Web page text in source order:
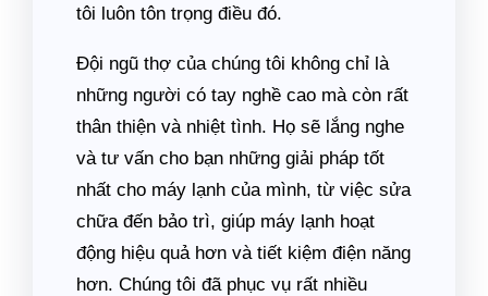
tôi luôn tôn trọng điều đó.
Đội ngũ thợ của chúng tôi không chỉ là
những người có tay nghề cao mà còn rất
thân thiện và nhiệt tình. Họ sẽ lắng nghe
và tư vấn cho bạn những giải pháp tốt
nhất cho máy lạnh của mình, từ việc sửa
chữa đến bảo trì, giúp máy lạnh hoạt
động hiệu quả hơn và tiết kiệm điện năng
hơn. Chúng tôi đã phục vụ rất nhiều